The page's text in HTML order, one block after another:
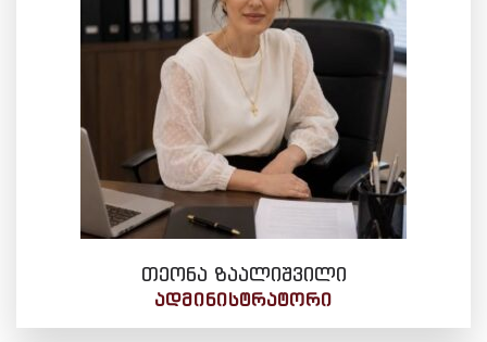
თეონა ზაალიშვილი
ᲐᲓᲛᲘᲜᲘᲡᲢᲠᲐᲢᲝᲠᲘ